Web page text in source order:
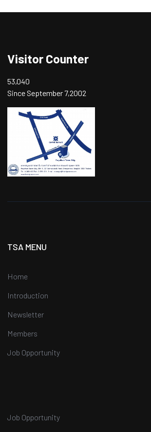
Visitor Counter
53,040
Since September 7,2002
TSA MENU
Home
Introduction
Newsletter
Members
Job Opportunity
Job Opportunity